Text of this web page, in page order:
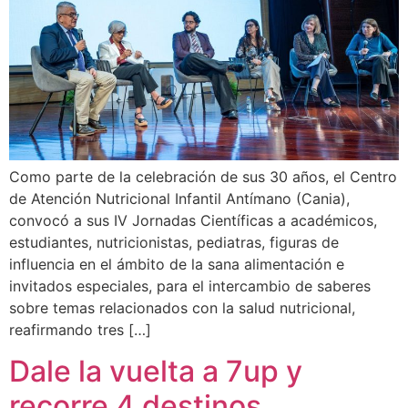
Como parte de la celebración de sus 30 años, el Centro
de Atención Nutricional Infantil Antímano (Cania),
convocó a sus IV Jornadas Científicas a académicos,
estudiantes, nutricionistas, pediatras, figuras de
influencia en el ámbito de la sana alimentación e
invitados especiales, para el intercambio de saberes
sobre temas relacionados con la salud nutricional,
reafirmando tres […]
Dale la vuelta a 7up y